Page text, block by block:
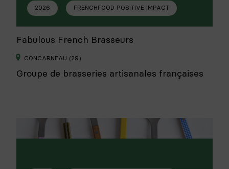
2026 FRENCHFOOD POSITIVE IMPACT
Fabulous French Brasseurs
CONCARNEAU (29)
Groupe de brasseries artisanales françaises